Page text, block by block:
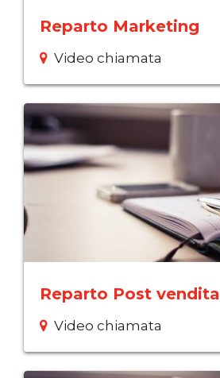
Reparto Marketing
Video chiamata
Reparto Post vendita
Video chiamata